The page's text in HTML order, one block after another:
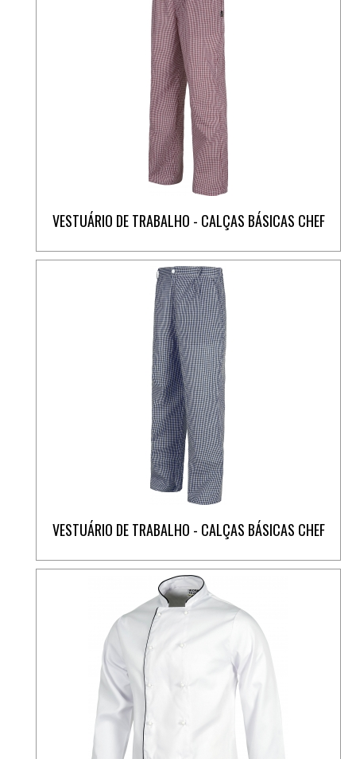
VESTUÁRIO DE TRABALHO - CALÇAS BÁSICAS CHEF
VESTUÁRIO DE TRABALHO - CALÇAS BÁSICAS CHEF